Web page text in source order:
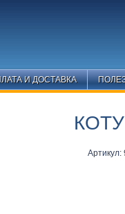
И ДОСТАВКА